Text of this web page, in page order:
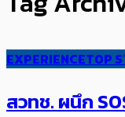
EXPERIENCETOP
สวทช. ผนึก